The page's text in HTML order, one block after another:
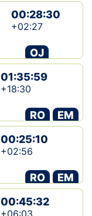
00:28:30
+02:27
OJ
01:35:59
+18:30
RO
EM
00:25:10
+02:56
RO
EM
00:45:32
+06:03